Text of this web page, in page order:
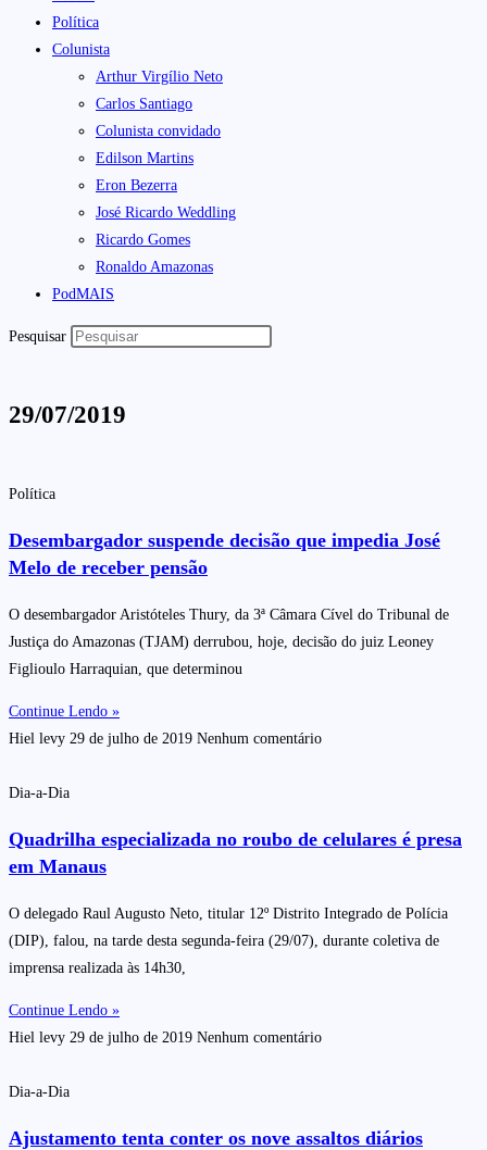
Política
Colunista
Arthur Virgílio Neto
Carlos Santiago
Colunista convidado
Edilson Martins
Eron Bezerra
José Ricardo Weddling
Ricardo Gomes
Ronaldo Amazonas
PodMAIS
Pesquisar
29/07/2019
Política
Desembargador suspende decisão que impedia José
Melo de receber pensão
O desembargador Aristóteles Thury, da 3ª Câmara Cível do Tribunal de
Justiça do Amazonas (TJAM) derrubou, hoje, decisão do juiz Leoney
Figlioulo Harraquian, que determinou
Continue Lendo »
Hiel levy 29 de julho de 2019 Nenhum comentário
Dia-a-Dia
Quadrilha especializada no roubo de celulares é presa
em Manaus
O delegado Raul Augusto Neto, titular 12º Distrito Integrado de Polícia
(DIP), falou, na tarde desta segunda-feira (29/07), durante coletiva de
imprensa realizada às 14h30,
Continue Lendo »
Hiel levy 29 de julho de 2019 Nenhum comentário
Dia-a-Dia
Ajustamento tenta conter os nove assaltos diários